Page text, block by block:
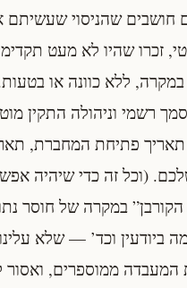
שהניסוי שעשיתם
זכרו שהיו לא מעט
במקרה, ללא כוונה או
רשמי וניהולה התקין
פתיחת המחברת,
(וכל זה כדי שיהיה
במקרה של חוסר
ביודעין וכד’ — שלא
ממוספרים, ואסור